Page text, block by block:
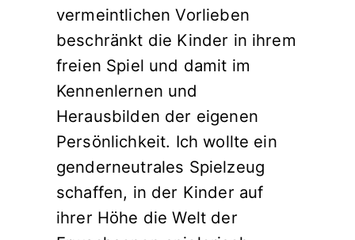
vermeintlichen Vorlieben
beschränkt die Kinder in ihrem
freien Spiel und damit im
Kennenlernen und
Herausbilden der eigenen
Persönlichkeit. Ich wollte ein
genderneutrales Spielzeug
schaffen, in der Kinder auf
ihrer Höhe die Welt der